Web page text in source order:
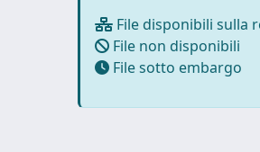
File disponibili sulla
File non disponibili
File sotto embargo